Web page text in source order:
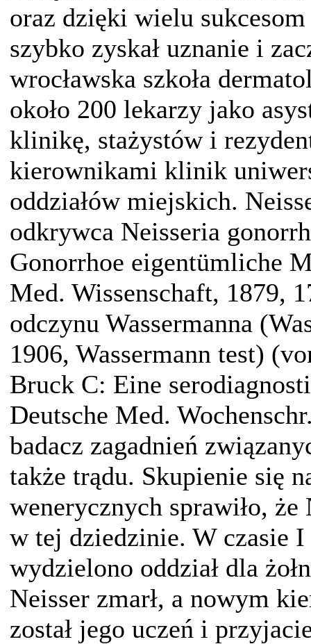
oraz dzięki wielu
szybko zyskał uznanie i
wrocławska szkoła
około 200 lekarzy jako
klinikę, stażystów i
kierownikami klinik
oddziałów miejskich.
odkrywca Neisseria
Gonorrhoe eigentümliche
Med. Wissenschaft, 1879,
odczynu Wassermanna
1906, Wassermann test)
Bruck C: Eine
Deutsche Med.
badacz zagadnień
także trądu. Skupienie się
wenerycznych sprawiło,
w tej dziedzinie. W czasie
wydzielono oddział dla
Neisser zmarł, a nowym
został jego uczeń i